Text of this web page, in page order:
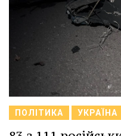
ПОЛІТИКА УКРАЇНА